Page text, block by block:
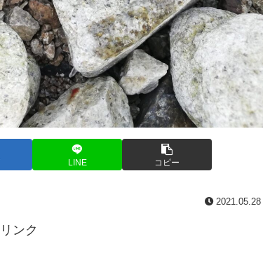
LINE コピー
2021.05.28
ンク